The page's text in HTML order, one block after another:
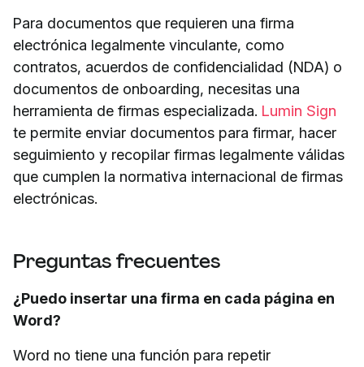
Para documentos que requieren una firma
electrónica legalmente vinculante, como
contratos, acuerdos de confidencialidad (NDA) o
documentos de onboarding, necesitas una
herramienta de firmas especializada. Lumin Sign
te permite enviar documentos para firmar, hacer
seguimiento y recopilar firmas legalmente válidas
que cumplen la normativa internacional de firmas
electrónicas.
Preguntas frecuentes
¿Puedo insertar una firma en cada página en
Word?
Word no tiene una función para repetir